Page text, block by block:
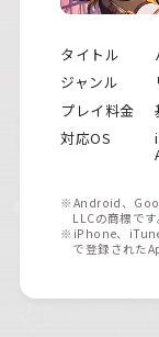
タイトル
ジャンル
プレイ料金
対応OS
※Android、
LLCの商標です
※iPhone、
で登録された